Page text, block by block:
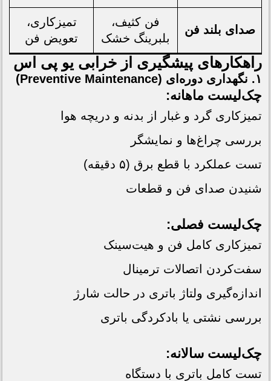
صدای بلند فن
فن کثیف،
بلبرینگ خشک
تمیزکاری،
تعویض فن
راهکارهای پیشگیری از خرابی یو پی اس
۱. نگهداری دوره‌ای (Preventive Maintenance)
چک‌لیست ماهانه:
تمیزکاری گرد و غبار از بدنه و دریچه هوا
بررسی چراغ‌ها و نمایشگر
تست عملکرد با قطع برق (۵ دقیقه)
شنیدن صدای فن و قطعات
چک‌لیست فصلی:
تمیزکاری کامل فن و هیت‌سینک
سفت‌کردن اتصالات ترمینال
اندازه‌گیری ولتاژ باتری در حالت شارژ
بررسی نشتی یا بادکردگی باتری
چک‌لیست سالانه:
تست کامل باتری با دستگاه